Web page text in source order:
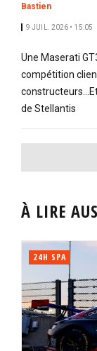
Bastien
9 JUIL. 2026 • 15:05
Une Maserati
compétition
de Stellantis
PAGINATION
À LIRE
24H SPA